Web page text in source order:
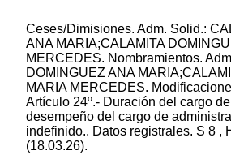
Ceses/Dimisiones. Adm. Solid.:
ANA MARIA;CALAMITA
MERCEDES. Nombramientos.
DOMINGUEZ ANA
MARIA MERCEDES.
Artículo 24º.- Duración del cargo
desempeño del cargo de
indefinido.. Datos registrales. S 8 ,
(18.03.26).